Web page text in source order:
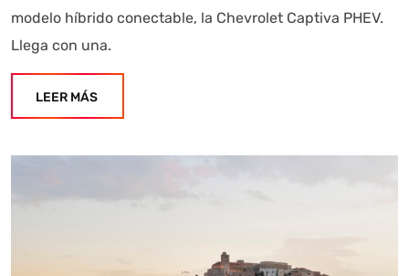
modelo híbrido conectable, la Chevrolet Captiva PHEV.
Llega con una.
LEER MÁS